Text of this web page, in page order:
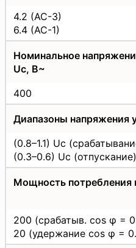
4.2 (AC-3)
6.4 (AC-1)
Номинальное
Uс, В~
400
Диапазоны напряжения
(0.8–1.1) Uc
(0.3–0.6) Uc (отпускание)
Мощность потребления
200 (срабатыв. cos φ =
20 (удержание cos φ =